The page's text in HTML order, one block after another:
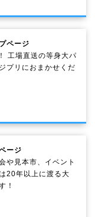
ページ
工場直送の等身大パ
プリ におまかせくだ
ージ
や見本市、イベント
20年以上に渡る大
！